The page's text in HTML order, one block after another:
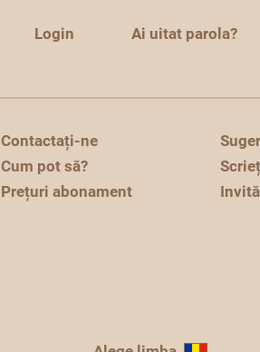
Login Ai uitat parola?
Contactați-ne
Cum pot să?
Prețuri abonament